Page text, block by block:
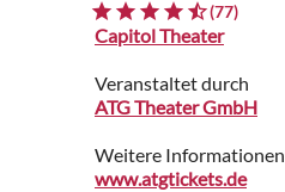
(77)
Capitol Theater
Veranstaltet durch
ATG Theater GmbH
Weitere Informationen
www.atgtickets.de